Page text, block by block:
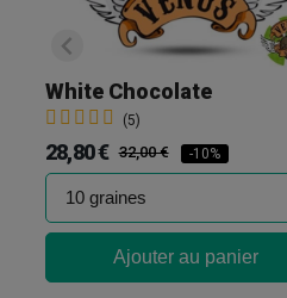
White Chocolate
(5)
28,80 € 32,00 € -10%
Ajouter au panier